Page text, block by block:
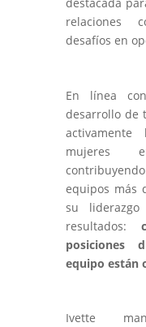
relaciones
desafíos en
En línea
desarrollo de
mujeres
equipos más
su
resultados:
posiciones
equipo están
Ivette